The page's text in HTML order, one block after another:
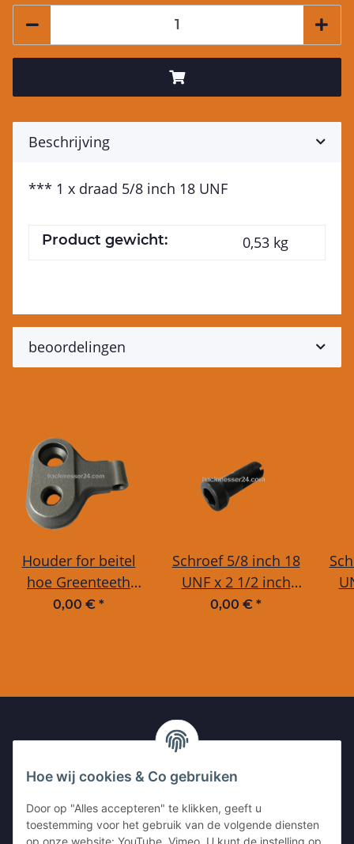
Beschrijving
*** 1 x draad 5/8 inch 18 UNF
Product gewicht: 0,53 kg
beoordelingen
Houder for beitel
hoe Greenteeth
LoPro 500 serie -
0,00 € *
Schroef 5/8 inch 18
UNF x 2 1/2 inch
voor Greenteeth
0,00 € *
47803 Krefeld
Hoe wij cookies & Co gebruiken
Door op "Alles accepteren" te klikken, geeft u
toestemming voor het gebruik van de volgende diensten